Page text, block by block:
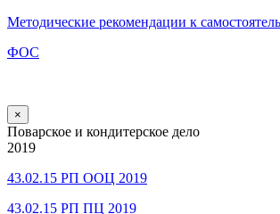
Методические рекомендации к
ФОС
×
Поварское и кондитерское дело
2019
43.02.15 РП ООЦ 2019
43.02.15 РП ПЦ 2019